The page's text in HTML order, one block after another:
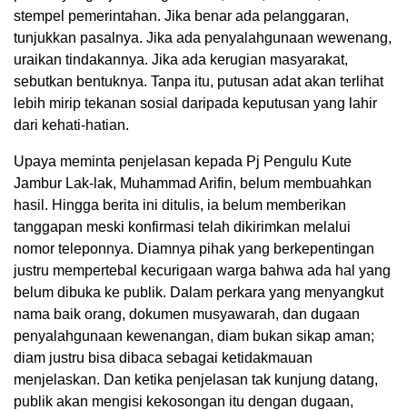
stempel pemerintahan. Jika benar ada pelanggaran,
tunjukkan pasalnya. Jika ada penyalahgunaan wewenang,
uraikan tindakannya. Jika ada kerugian masyarakat,
sebutkan bentuknya. Tanpa itu, putusan adat akan terlihat
lebih mirip tekanan sosial daripada keputusan yang lahir
dari kehati-hatian.
Upaya meminta penjelasan kepada Pj Pengulu Kute
Jambur Lak-lak, Muhammad Arifin, belum membuahkan
hasil. Hingga berita ini ditulis, ia belum memberikan
tanggapan meski konfirmasi telah dikirimkan melalui
nomor teleponnya. Diamnya pihak yang berkepentingan
justru mempertebal kecurigaan warga bahwa ada hal yang
belum dibuka ke publik. Dalam perkara yang menyangkut
nama baik orang, dokumen musyawarah, dan dugaan
penyalahgunaan kewenangan, diam bukan sikap aman;
diam justru bisa dibaca sebagai ketidakmauan
menjelaskan. Dan ketika penjelasan tak kunjung datang,
publik akan mengisi kekosongan itu dengan dugaan,